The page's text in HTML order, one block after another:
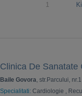
1
Clinica De Sanatate
Baile Govora, str.Parcului, nr.1
Specialitati: Cardiologie ,